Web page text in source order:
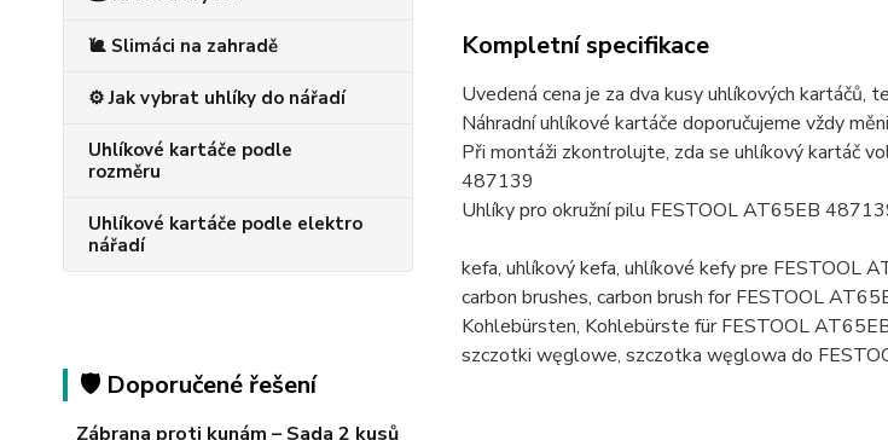
🐌 Slimáci na zahradě
⚙️ Jak vybrat uhlíky do nářadí
Uhlíkové kartáče podle
rozměru
Uhlíkové kartáče podle elektro
nářadí
🛡️ Doporučené řešení
Zábrana proti kunám – Sada 2 kusů
Kompletní specifikace
Uvedená cena je za dva kusy uhlíkových kartáčů,
Náhradní uhlíkové kartáče doporučujeme vždy
Při montáži zkontrolujte, zda se uhlíkový kartáč
487139
Uhlíky pro okružní pilu FESTOOL AT65EB
kefa, uhlíkový kefa, uhlíkové kefy pre
carbon brushes, carbon brush for FESTOOL
Kohlebürsten, Kohlebürste für FESTOOL
szczotki węglowe, szczotka węglowa do